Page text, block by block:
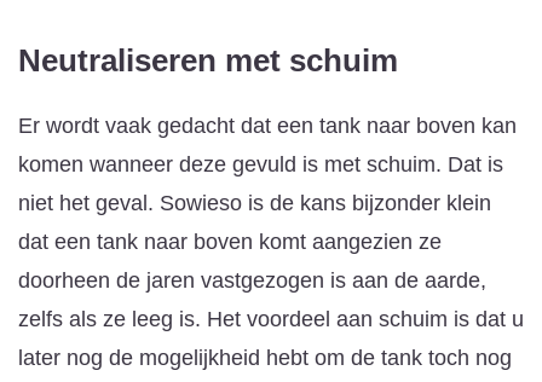
Neutraliseren met schuim
Er wordt vaak gedacht dat een tank naar boven kan
komen wanneer deze gevuld is met schuim. Dat is
niet het geval. Sowieso is de kans bijzonder klein
dat een tank naar boven komt aangezien ze
doorheen de jaren vastgezogen is aan de aarde,
zelfs als ze leeg is. Het voordeel aan schuim is dat u
later nog de mogelijkheid hebt om de tank toch nog